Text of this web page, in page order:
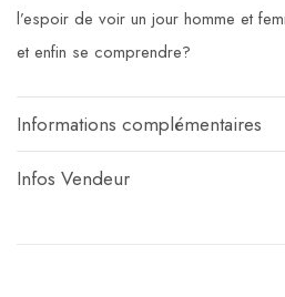
l’espoir de voir un jour homme et
et enfin se comprendre?
Informations complémentaires
Infos Vendeur